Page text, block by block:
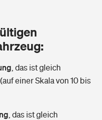
finden
das ist gleich
einer Skala von 10 bis
das ist gleich